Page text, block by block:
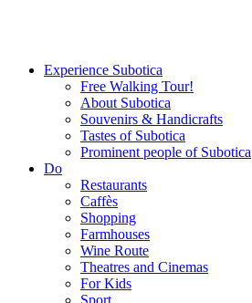
Experience Subotica
Free Walking Tour!
About Subotica
Souvenirs & Handicrafts
Tastes of Subotica
Prominent people of Subotica
Do
Restaurants
Caffès
Shopping
Farmhouses
Wine Route
Theatres and Cinemas
For Kids